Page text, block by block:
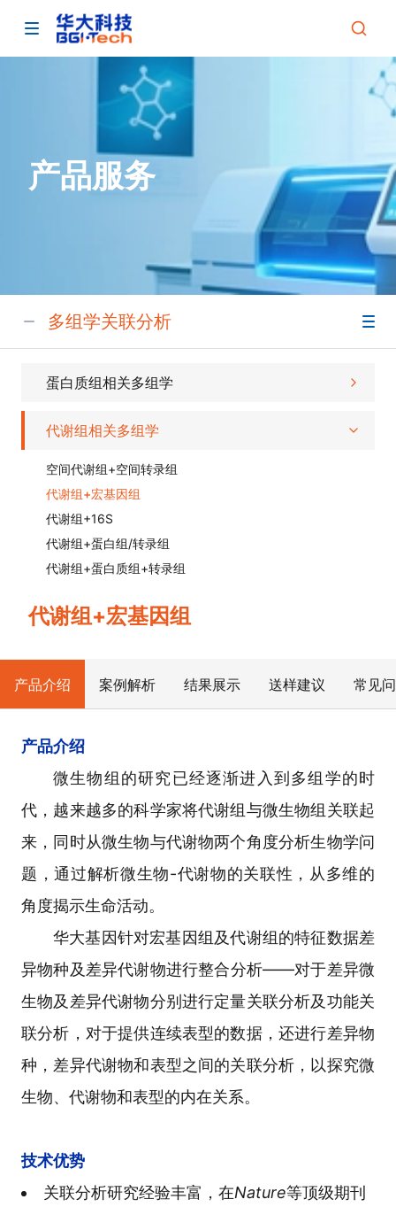
产品服务
多组学关联分析
蛋白质组相关多组学
代谢组相关多组学
空间代谢组+空间转录组
代谢组+宏基因组
代谢组+16S
代谢组+蛋白组/转录组
代谢组+蛋白质组+转录组
代谢组+宏基因组
产品介绍 案例解析 结果展示 送样建议 常见
产品介绍
微生物组的研究已经逐渐进入到多组学的时
代，越来越多的科学家将代谢组与微生物组关联起
来，同时从微生物与代谢物两个角度分析生物学问
题，通过解析微生物-代谢物的关联性，从多维的
角度揭示生命活动。
华大基因针对宏基因组及代谢组的特征数据差
异物种及差异代谢物进行整合分析——对于差异微
生物及差异代谢物分别进行定量关联分析及功能关
联分析，对于提供连续表型的数据，还进行差异物
种，差异代谢物和表型之间的关联分析，以探究微
生物、代谢物和表型的内在关系。
技术优势
关联分析研究经验丰富，在Nature等顶级期刊